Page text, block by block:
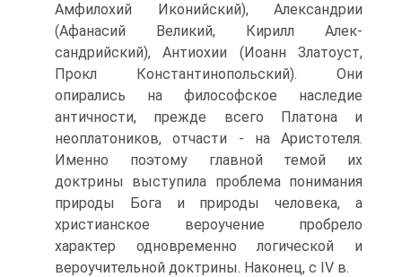
Амфилохий Иконийский), Александрии
(Афанасий Великий, Кирилл Алек­
сандрийский), Антиохии (Иоанн Златоуст,
Прокл Константинопольский). Они
опирались на философское наследие
античности, прежде всего Платона и
неопла­тоников, отчасти - на Аристотеля.
Именно поэтому главной темой их
доктрины выступила проблема понимания
природы Бога и природы человека, а
христиан­ское вероучение пробрело
характер одновременно логической и
вероучительной доктрины. Наконец, с IV в.